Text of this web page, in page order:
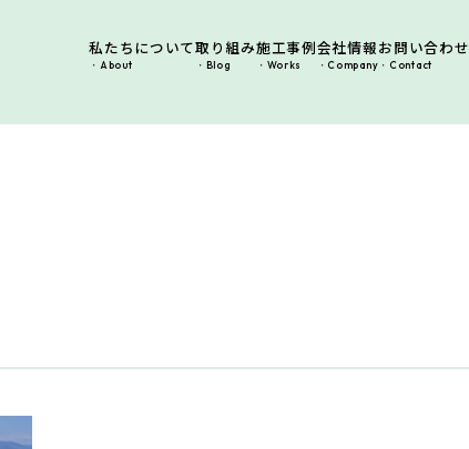
私たちについて
About
取り組み
Blog
施工事例
Works
会社情報
Company
お問い合わせ
Contact